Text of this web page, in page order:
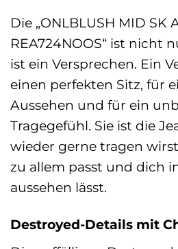
Die „ONLBLUSH MID SK
REA724NOOS“ ist nicht
ist ein Versprechen. Ein
einen perfekten Sitz, für
Aussehen und für ein
Tragegefühl. Sie ist die
wieder gerne tragen
zu allem passt und dich
aussehen lässt.
Destroyed-Details mit